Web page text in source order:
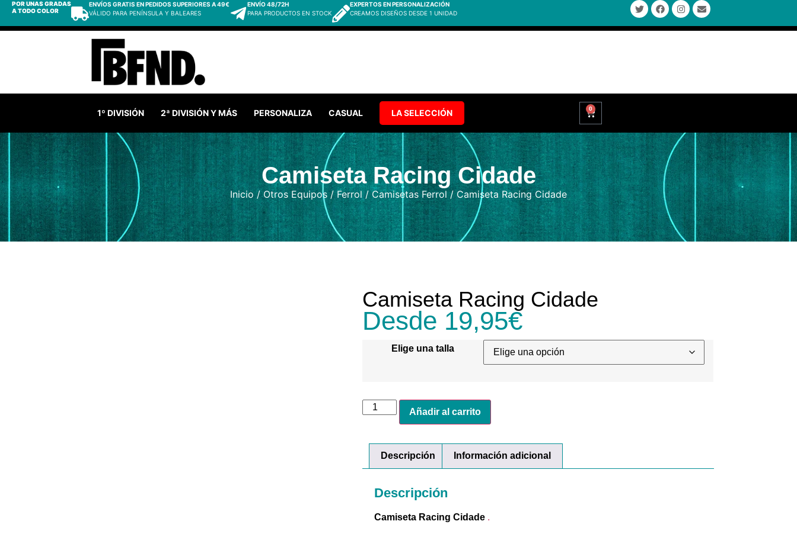
POR UNAS GRADAS
A TODO COLOR
ENVÍOS GRATIS EN PEDIDOS SUPERIORES A 49€
VÁLIDO PARA PENÍNSULA Y BALEARES
ENVÍO 48/72H
PARA PRODUCTOS EN STOCK
EXPERTOS EN PERSONALIZACIÓN
CREAMOS DISEÑOS DESDE 1 UNIDAD
1º DIVISIÓN 2ª DIVISIÓN Y MÁS PERSONALIZA CASUAL LA SELECCIÓN 0
Camiseta Racing Cidade
Inicio /Otros Equipos/Ferrol /Camisetas Ferrol/ Camiseta Racing Cidade
Camiseta Racing Cidade
Desde 19,95€
Elige una talla
Añadir al carrito
Descripción Información adicional
Descripción
Camiseta Racing Cidade .